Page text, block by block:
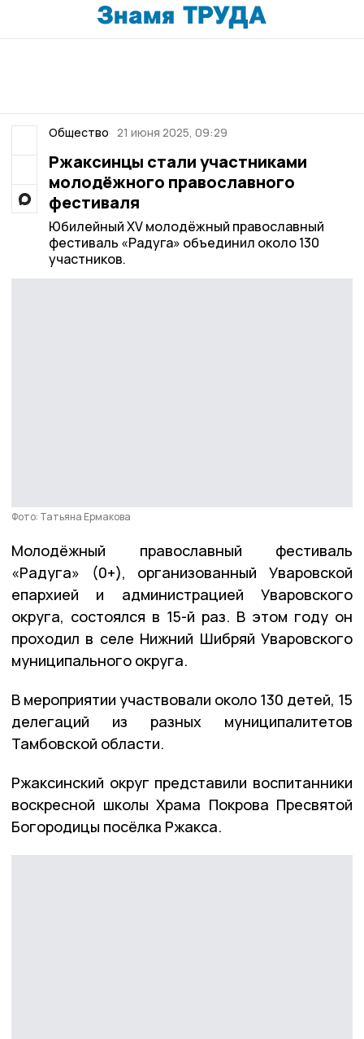
Общество 21 июня 2025, 09:29
Ржаксинцы стали участниками
молодёжного православного
фестиваля
Юбилейный XV молодёжный православный
фестиваль «Радуга» объединил около 130
участников.
Фото: Татьяна Ермакова
Молодёжный православный фестиваль
«Радуга» (0+), организованный Уваровской
епархией и администрацией Уваровского
округа, состоялся в 15-й раз. В этом году он
проходил в селе Нижний Шибряй Уваровского
муниципального округа.
В мероприятии участвовали около 130 детей, 15
делегаций из разных муниципалитетов
Тамбовской области.
Ржаксинский округ представили воспитанники
воскресной школы Храма Покрова Пресвятой
Богородицы посёлка Ржакса.